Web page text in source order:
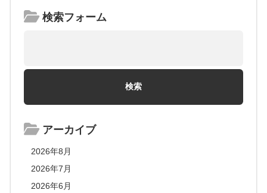
検索フォーム
アーカイブ
2026年8月
2026年7月
2026年6月